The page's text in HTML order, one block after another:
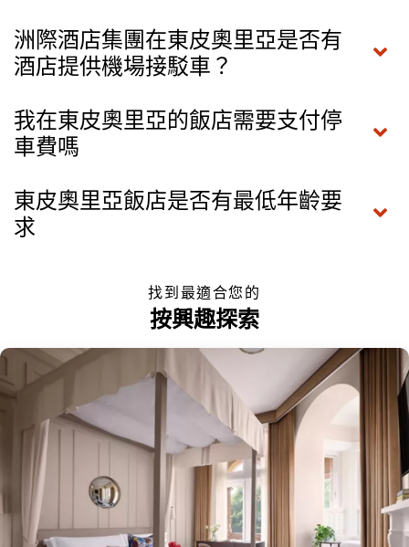
洲際酒店集團在東皮奧里亞是否有
酒店提供機場接駁車？
我在東皮奧里亞的飯店需要支付停
車費嗎
東皮奧里亞飯店是否有最低年齡要
求
找到最適合您的
按興趣探索